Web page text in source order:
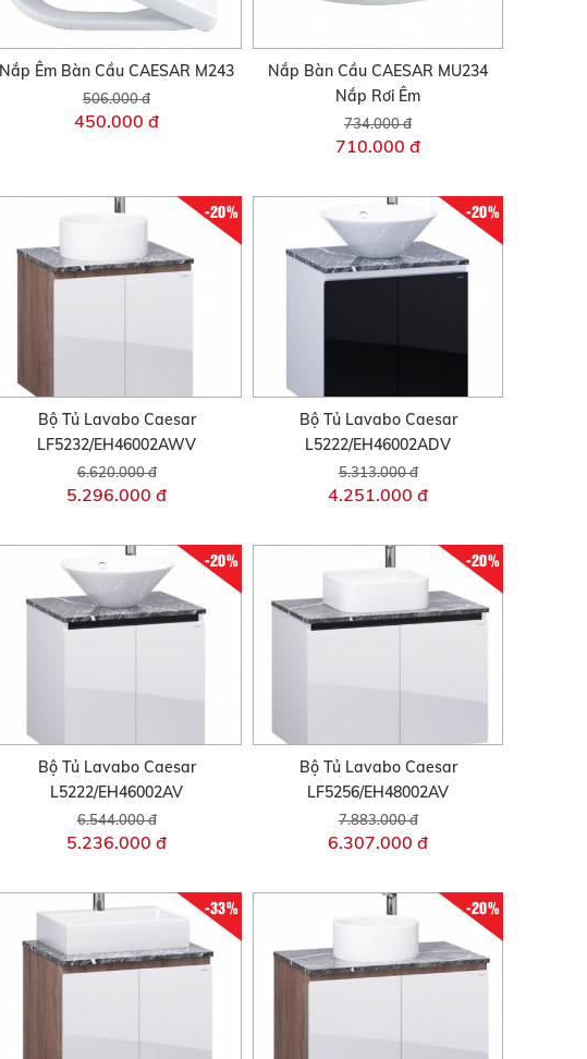
Nắp Êm Bàn Cầu CAESAR M243
506.000 đ
450.000 đ
Nắp Bàn Cầu CAESAR MU234
Nắp Rơi Êm
734.000 đ
710.000 đ
-20%
Bộ Tủ Lavabo Caesar
LF5232/EH46002AWV
6.620.000 đ
5.296.000 đ
-20%
Bộ Tủ Lavabo Caesar
L5222/EH46002ADV
5.313.000 đ
4.251.000 đ
-20%
Bộ Tủ Lavabo Caesar
L5222/EH46002AV
6.544.000 đ
5.236.000 đ
-20%
Bộ Tủ Lavabo Caesar
LF5256/EH48002AV
7.883.000 đ
6.307.000 đ
-33% -20%